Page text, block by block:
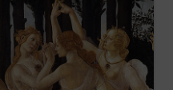
elevado que sea, que no pueda hacerse ...
(ver ficha)